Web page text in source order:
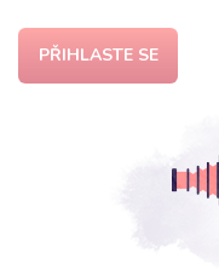
PŘIHLASTE SE